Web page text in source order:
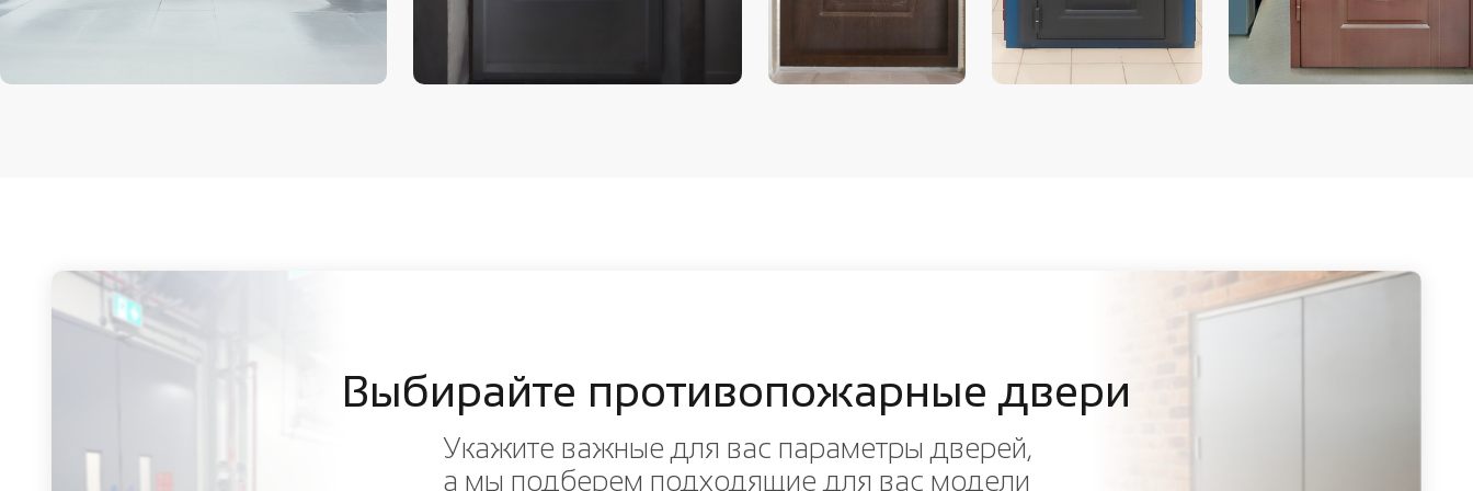
Выбирайте противопожарные двери
Укажите важные для вас параметры дверей,
а мы подберем подходящие для вас модели